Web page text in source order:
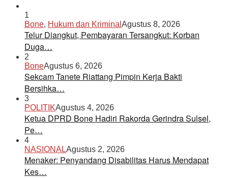
1
Bone, Hukum dan Kriminal Agustus 8, 2026
Telur Diangkut, Pembayaran Tersangkut: Korban
Duga…
2
BoneAgustus 6, 2026
Sekcam Tanete Riattang Pimpin Kerja Bakti
Bersihka…
3
POLITIKAgustus 4, 2026
Ketua DPRD Bone Hadiri Rakorda Gerindra Sulsel,
Pe…
4
NASIONALAgustus 2, 2026
Menaker: Penyandang Disabilitas Harus Mendapat
Kes…